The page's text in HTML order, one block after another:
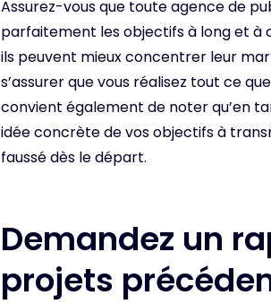
Assurez-vous que toute agence de
parfaitement les objectifs à long et
ils peuvent mieux concentrer leur
s’assurer que vous réalisez tout ce
convient également de noter qu’en
idée concrète de vos objectifs à
faussé dès le départ.
Demandez un
projets